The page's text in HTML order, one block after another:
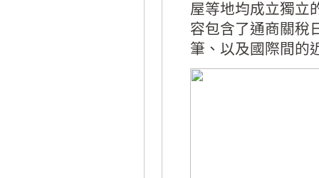
屋等地均成立獨立
容包含了通商關稅
筆、以及國際間的